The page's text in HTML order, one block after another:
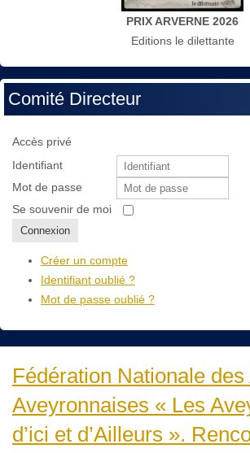
PRIX ARVERNE 2026
Editions le dilettante
Comité Directeur
Accès privé
Identifiant
Mot de passe
Se souvenir de moi
Connexion
Créer un compte
Identifiant oublié ?
Mot de passe oublié ?
Fédération Nationale
Aveyronnaises « Les
d’ici et d’Ailleurs ».